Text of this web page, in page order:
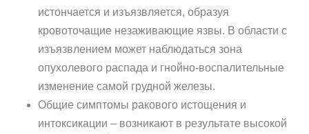
истончается и изъязвляется, образуя
кровоточащие незаживающие язвы. В области с
изъязвлением может наблюдаться зона
опухолевого распада и гнойно-воспалительные
изменение самой грудной железы.
Общие симптомы ракового истощения и
интоксикации – возникают в результате высокой